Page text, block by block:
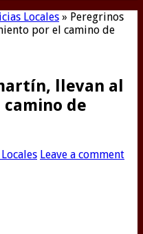
Locales » Peregrinos
por el camino de
llevan al
de
Leave a comment